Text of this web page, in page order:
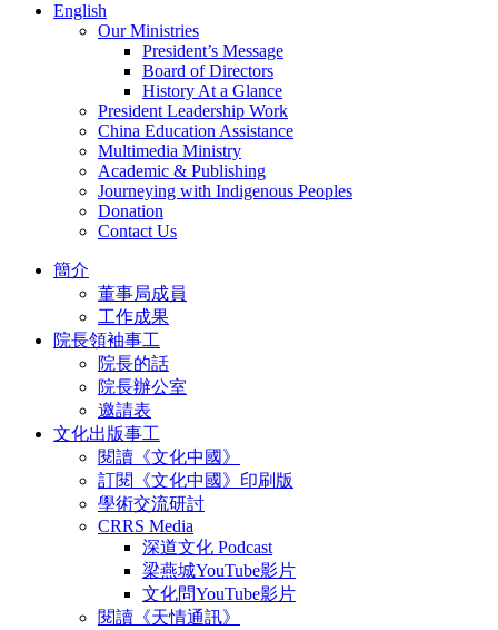
English
Our Ministries
President’s Message
Board of Directors
History At a Glance
President Leadership Work
China Education Assistance
Multimedia Ministry
Academic & Publishing
Journeying with Indigenous Peoples
Donation
Contact Us
簡介
董事局成員
工作成果
院長領袖事工
院長的話
院長辦公室
邀請表
文化出版事工
閱讀《文化中國》
訂閱《文化中國》印刷版
學術交流研討
CRRS Media
深道文化 Podcast
梁燕城YouTube影片
文化問YouTube影片
閱讀《天情通訊》